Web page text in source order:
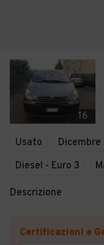
16
Usato
Diesel - Euro 3
Descrizione
Certificazioni e